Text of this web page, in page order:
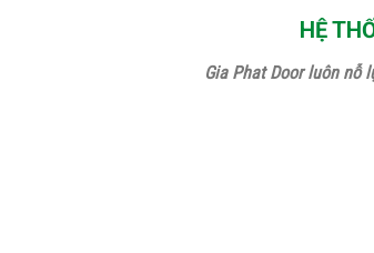
HỆ
Gia Phat Door luôn nỗ